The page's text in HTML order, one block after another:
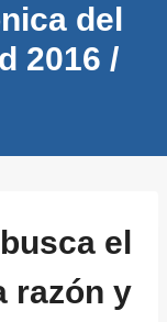
del
2016 /
el
razón y